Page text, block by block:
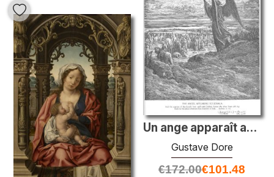
Un ange apparaît aux Israélites
Gustave Dore
€172.00€101.48